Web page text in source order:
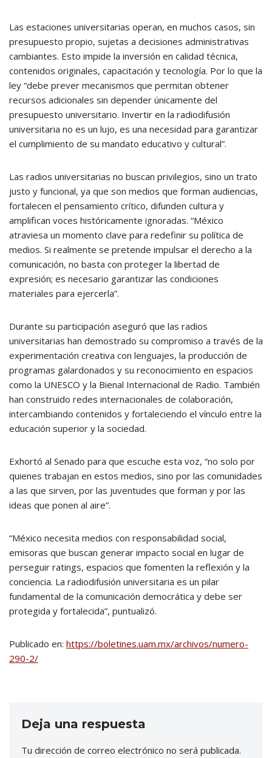
Las estaciones universitarias operan, en muchos casos, sin
presupuesto propio, sujetas a decisiones administrativas
cambiantes. Esto impide la inversión en calidad técnica,
contenidos originales, capacitación y tecnología. Por lo que la
ley “debe prever mecanismos que permitan obtener
recursos adicionales sin depender únicamente del
presupuesto universitario. Invertir en la radiodifusión
universitaria no es un lujo, es una necesidad para garantizar
el cumplimiento de su mandato educativo y cultural”.
Las radios universitarias no buscan privilegios, sino un trato
justo y funcional, ya que son medios que forman audiencias,
fortalecen el pensamiento crítico, difunden cultura y
amplifican voces históricamente ignoradas. “México
atraviesa un momento clave para redefinir su política de
medios. Si realmente se pretende impulsar el derecho a la
comunicación, no basta con proteger la libertad de
expresión; es necesario garantizar las condiciones
materiales para ejercerla”.
Durante su participación aseguró que las radios
universitarias han demostrado su compromiso a través de la
experimentación creativa con lenguajes, la producción de
programas galardonados y su reconocimiento en espacios
como la UNESCO y la Bienal Internacional de Radio. También
han construido redes internacionales de colaboración,
intercambiando contenidos y fortaleciendo el vínculo entre la
educación superior y la sociedad.
Exhortó al Senado para que escuche esta voz, “no solo por
quienes trabajan en estos medios, sino por las comunidades
a las que sirven, por las juventudes que forman y por las
ideas que ponen al aire”.
“México necesita medios con responsabilidad social,
emisoras que buscan generar impacto social en lugar de
perseguir ratings, espacios que fomenten la reflexión y la
conciencia. La radiodifusión universitaria es un pilar
fundamental de la comunicación democrática y debe ser
protegida y fortalecida”, puntualizó.
Publicado en: https://boletines.uam.mx/archivos/numero-
290-2/
Deja una respuesta
Tu dirección de correo electrónico no será publicada.